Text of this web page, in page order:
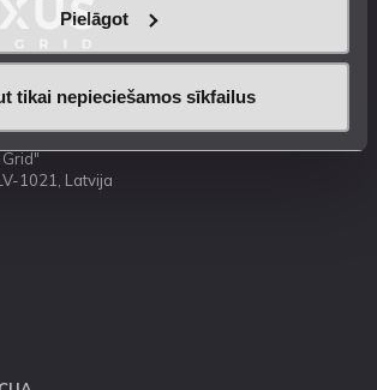
Pielāgot
tikai nepieciešamos sīkfailus
1021, Latvija